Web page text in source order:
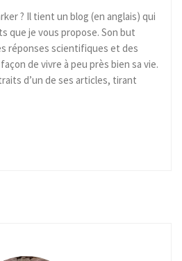
? Il tient un blog (en anglais) qui
que je vous propose. Son but
réponses scientifiques et des
de vivre à peu près bien sa vie.
d’un de ses articles, tirant